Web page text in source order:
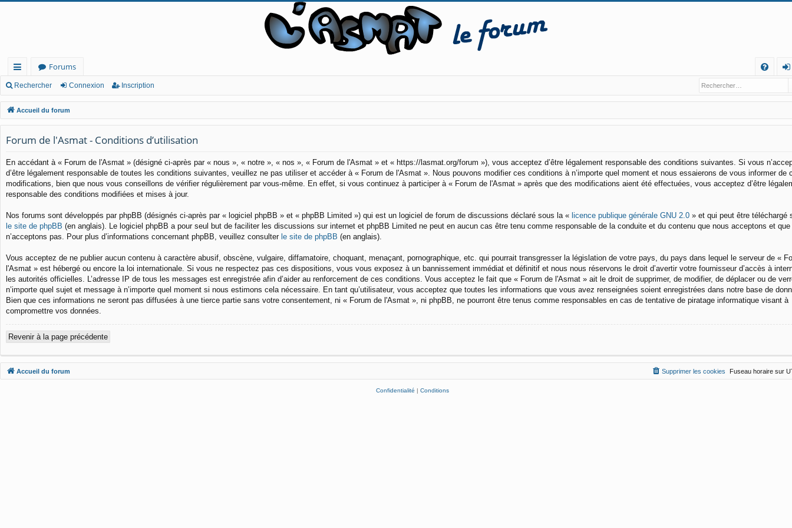
ac
co
ur
cis
Forums
Q
n
ne
n
Rechercher Connexion Inscription
Accueil du forum
Forum de l'Asmat - Conditions d’utilisation
En accédant à « Forum de l'Asmat » (désigné ci-après par « nous », « notre », « nos », « Forum de l'Asmat » et « https://lasmat.org/forum »), vous acceptez d’être légalement responsable des conditions suivantes. Si vous
d’être légalement responsable de toutes les conditions suivantes, veuillez ne pas utiliser et accéder à « Forum de l'Asmat ». Nous pouvons modifier ces conditions à n’importe quel moment et nous essaierons de vous informer de
modifications, bien que nous vous conseillons de vérifier régulièrement par vous-même. En effet, si vous continuez à participer à « Forum de l'Asmat » après que des modifications aient été effectuées, vous acceptez d’être
responsable des conditions modifiées et mises à jour.
Nos forums sont développés par phpBB (désignés ci-après par « logiciel phpBB » et « phpBB Limited ») qui est un logiciel de forum de discussions déclaré sous la « licence publique générale GNU 2.0 » et qui peut être téléchargé
le site de phpBB (en anglais). Le logiciel phpBB a pour seul but de faciliter les discussions sur internet et phpBB Limited ne peut en aucun cas être tenu comme responsable de la conduite et du contenu que nous acceptons et que
n’acceptons pas. Pour plus d’informations concernant phpBB, veuillez consulter le site de phpBB (en anglais).
Vous acceptez de ne publier aucun contenu à caractère abusif, obscène, vulgaire, diffamatoire, choquant, menaçant, pornographique, etc. qui pourrait transgresser la législation de votre pays, du pays dans lequel le serveur de «
l'Asmat » est hébergé ou encore la loi internationale. Si vous ne respectez pas ces dispositions, vous vous exposez à un bannissement immédiat et définitif et nous nous réservons le droit d’avertir votre fournisseur d’accès à
les autorités officielles. L’adresse IP de tous les messages est enregistrée afin d’aider au renforcement de ces conditions. Vous acceptez le fait que « Forum de l'Asmat » ait le droit de supprimer, de modifier, de déplacer ou de
n’importe quel sujet et message à n’importe quel moment si nous estimons cela nécessaire. En tant qu’utilisateur, vous acceptez que toutes les informations que vous avez renseignées soient enregistrées dans notre base de
Bien que ces informations ne seront pas diffusées à une tierce partie sans votre consentement, ni « Forum de l'Asmat », ni phpBB, ne pourront être tenus comme responsables en cas de tentative de piratage informatique visant à
compromettre vos données.
Revenir à la page précédente
Accueil du forum Fuseau horaire sur
Supprimer les cookies
Confidentialité | Conditions